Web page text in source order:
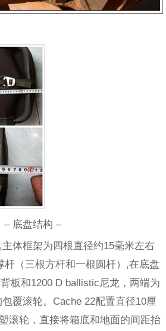
– 底盘结构 –
体框架为四根直径约15毫米左右
杆（三根方杆和一根圆杆）,在底盘
板和1200 D ballistic尼龙，两端为
覆滚轮。Cache 22配置直径10厘
滚轮，直接将箱底和地面的间距抬